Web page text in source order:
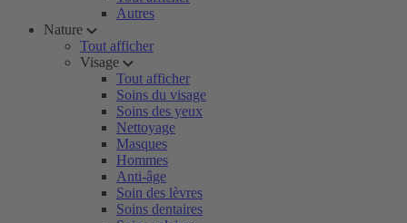
Autres
Nature
Tout afficher
Visage
Tout afficher
Soins du visage
Soins des yeux
Nettoyage
Masques
Hommes
Anti-âge
Soin des lèvres
Soins dentaires